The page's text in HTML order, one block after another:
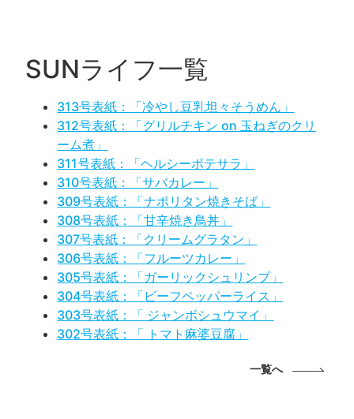
SUNライフ一覧
313号表紙：「冷やし豆乳坦々そうめん」
312号表紙：「グリルチキン on 玉ねぎのクリ
ーム煮」
311号表紙：「ヘルシーポテサラ」
310号表紙：「サバカレー」
309号表紙：「ナポリタン焼きそば」
308号表紙：「甘辛焼き鳥丼」
307号表紙：「クリームグラタン」
306号表紙：「フルーツカレー」
305号表紙：「ガーリックシュリンプ」
304号表紙：「ビーフペッパーライス」
303号表紙：「 ジャンボシュウマイ」
302号表紙：「 トマト麻婆豆腐」
一覧へ